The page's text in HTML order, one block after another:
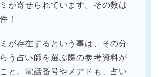
が寄せられています。その数は
！
が存在するという事は、その分
う占い師を選ぶ際の参考資料が
と。電話番号やメアドも、占い